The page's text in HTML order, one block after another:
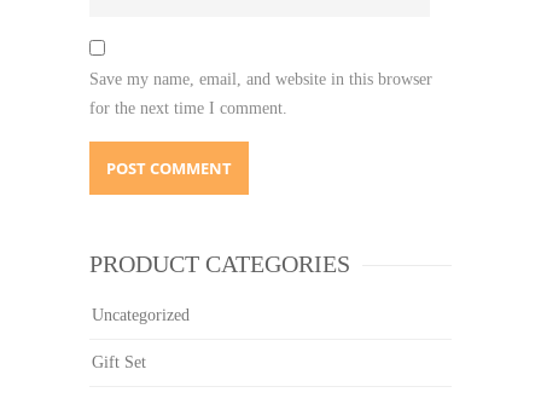
Save my name, email, and website in this browser
for the next time I comment.
PRODUCT CATEGORIES
Uncategorized
Gift Set